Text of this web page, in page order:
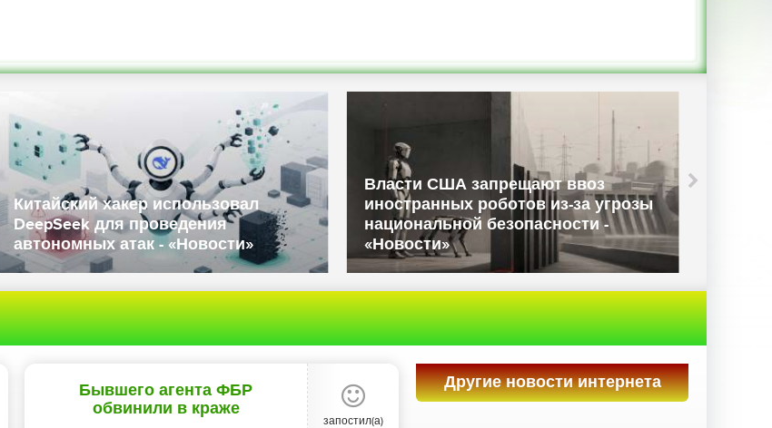
ввоз
из-за угрозы
-
Данные полиции и госслужащих
Великобритании попали в даркнет -
«Новости»
Apple потеряла почти $400
капитализации из-за
неутешительного прогноза -
«Новости сети»
Бывшего агента ФБР
обвинили в краже
запостил(а)
Другие новости интернета